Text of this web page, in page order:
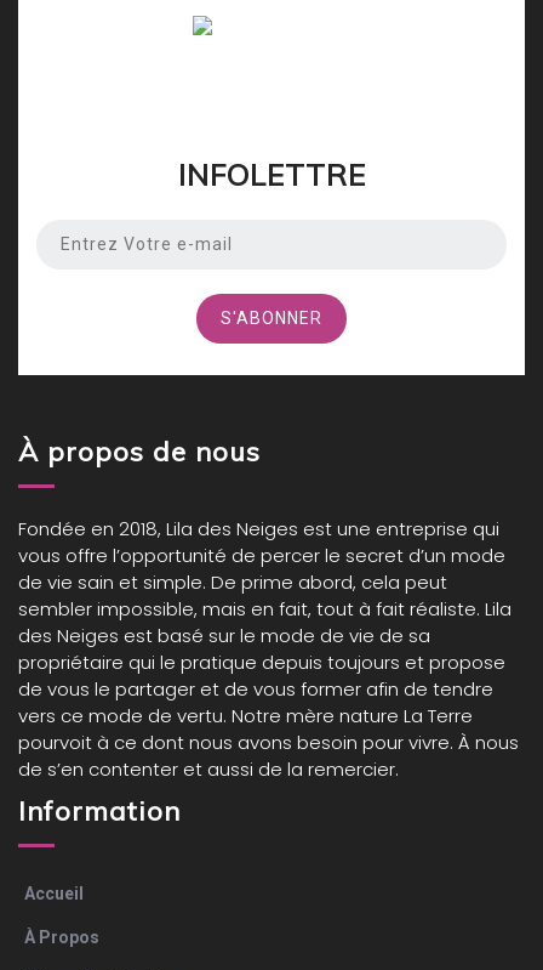
INFOLETTRE
À propos de nous
Fondée en 2018, Lila des Neiges est une entreprise qui
vous offre l’opportunité de percer le secret d’un mode
de vie sain et simple. De prime abord, cela peut
sembler impossible, mais en fait, tout à fait réaliste. Lila
des Neiges est basé sur le mode de vie de sa
propriétaire qui le pratique depuis toujours et propose
de vous le partager et de vous former afin de tendre
vers ce mode de vertu. Notre mère nature La Terre
pourvoit à ce dont nous avons besoin pour vivre. À nous
de s’en contenter et aussi de la remercier.
Information
Accueil
À Propos